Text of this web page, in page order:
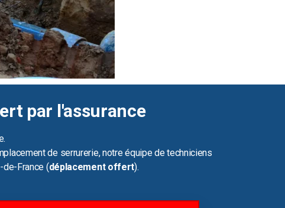
par l'assurance
de serrurerie, notre équipe de techniciens
de-France (déplacement offert).